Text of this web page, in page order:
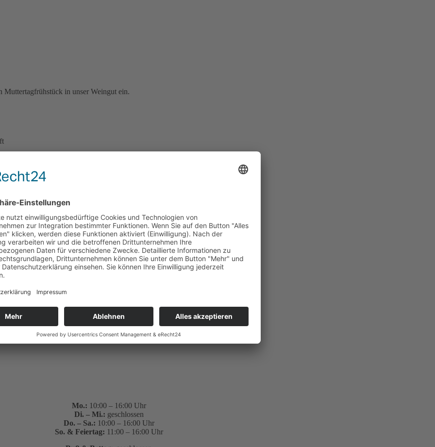
Muttertagfrühstück in unser Weingut ein.
Bäckerei Brade
) und der Kaffee/Saft nachgeschenkt.
Mo.: 10:00 – 16:00 Uhr
Di. – Mi.: geschlossen
Do. – Sa.: 10:00 – 16:00 Uhr
So. & Feiertag: 11:00 – 16:00 Uhr